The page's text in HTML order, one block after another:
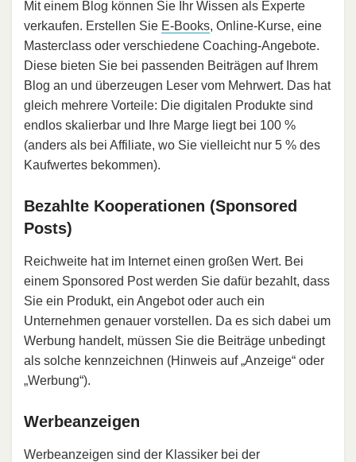
Mit einem Blog können Sie Ihr Wissen als Experte
verkaufen. Erstellen Sie E-Books, Online-Kurse, eine
Masterclass oder verschiedene Coaching-Angebote.
Diese bieten Sie bei passenden Beiträgen auf Ihrem
Blog an und überzeugen Leser vom Mehrwert. Das hat
gleich mehrere Vorteile: Die digitalen Produkte sind
endlos skalierbar und Ihre Marge liegt bei 100 %
(anders als bei Affiliate, wo Sie vielleicht nur 5 % des
Kaufwertes bekommen).
Bezahlte Kooperationen (Sponsored
Posts)
Reichweite hat im Internet einen großen Wert. Bei
einem Sponsored Post werden Sie dafür bezahlt, dass
Sie ein Produkt, ein Angebot oder auch ein
Unternehmen genauer vorstellen. Da es sich dabei um
Werbung handelt, müssen Sie die Beiträge unbedingt
als solche kennzeichnen (Hinweis auf „Anzeige“ oder
„Werbung“).
Werbeanzeigen
Werbeanzeigen sind der Klassiker bei der